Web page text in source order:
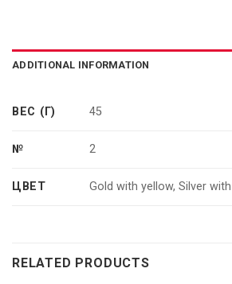
ADDITIONAL INFORMATION
ВЕС (Г) 45
№ 2
ЦВЕТ Gold with yellow, Silver
RELATED PRODUCTS